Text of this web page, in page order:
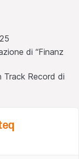
di “Finanz
Record di
la